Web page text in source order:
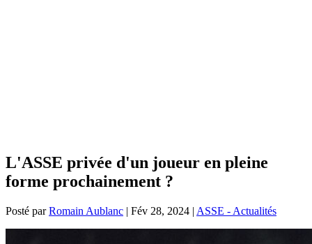
L'ASSE privée d'un joueur en pleine
forme prochainement ?
Posté parRomain Aublanc | Fév 28, 2024 | ASSE - Actualités